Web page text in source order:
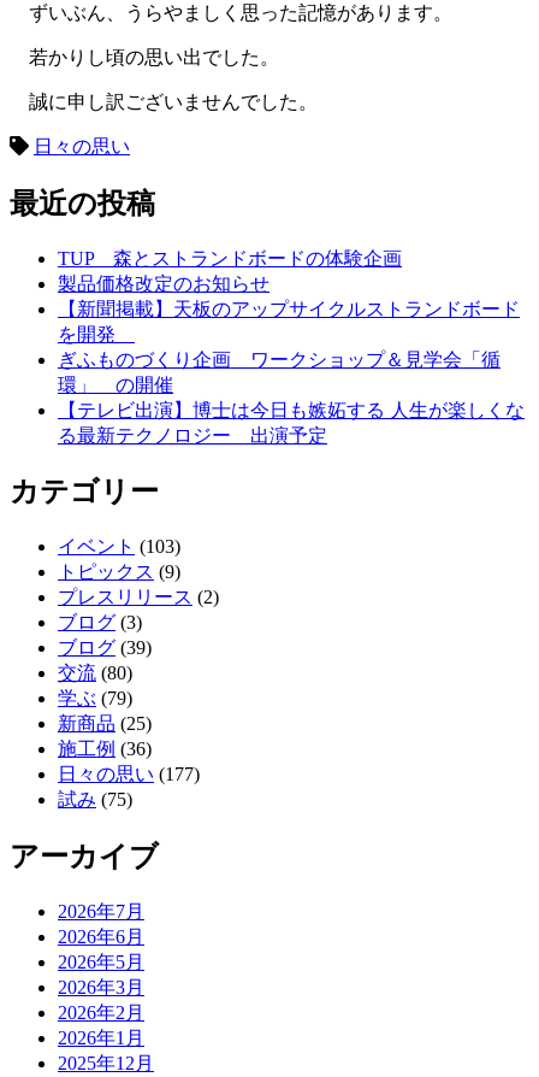
ずいぶん、うらやましく思った記憶があります。
若かりし頃の思い出でした。
誠に申し訳ございませんでした。
日々の思い
最近の投稿
TUP 森とストランドボードの体験企画
製品価格改定のお知らせ
【新聞掲載】天板のアップサイクルストランドボード
を開発
ぎふものづくり企画 ワークショップ＆見学会「循
環」 の開催
【テレビ出演】博士は今日も嫉妬する 人生が楽しくな
る最新テクノロジー 出演予定
カテゴリー
イベント (103)
トピックス (9)
プレスリリース (2)
ブログ (3)
ブログ (39)
交流 (80)
学ぶ (79)
新商品 (25)
施工例 (36)
日々の思い (177)
試み (75)
アーカイブ
2026年7月
2026年6月
2026年5月
2026年3月
2026年2月
2026年1月
2025年12月